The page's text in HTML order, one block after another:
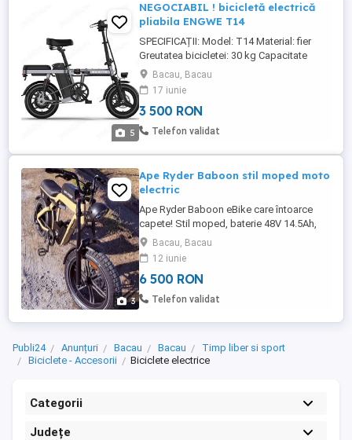
5
NEGOCIABIL ! bicicletă electrică
pliabila ENGWE T14
SPECIFICAȚII: Model: T14 Material: fier
Greutatea bicicletei: 30 kg Capacitate
maximă: 100 kg Pentru tine(l * l * h ):
125*52*106(CM) Dimensiune de pliere:
70*47*60CM Potrivit pentru: 155-175CM
Oameni Teren aplicabil: Oraș Motor: Motor
fără perii de mare viteză de 250 W Putere
Bacau, Bacau
17 iunie
3 500 RON
Telefon validat
3
Ape Ryder Baboon stil moped moto
electric
Ape Ryder Baboon eBike care întoarce
capete! Stil moped, baterie 48V 14.5Ah,
motor 250W (peak 720W) Arată brutal,
merge impecabil și nu trece neobservată.
Dacă vrei să fii remarcat! Autonomie pană
la 85 km depinde de modul de condus și
de greutate. Frâne hidraulice pe disc
Bacau, Bacau
12 iunie
6 500 RON
Telefon validat
Publi24 Anunțuri Bacau Bacau
Timp liber si sport
Biciclete - Accesorii
Biciclete electrice
Categorii
Județe